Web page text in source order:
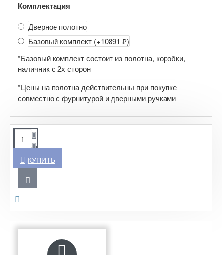
Комплектация
Дверное полотно
Базовый комплект (+10891 ₽)
*Базовый комплект состоит из полотна, коробки,
наличник с 2х сторон
*Цены на полотна действительны при покупке
совместно с фурнитурой и дверными ручками
КУПИТЬ